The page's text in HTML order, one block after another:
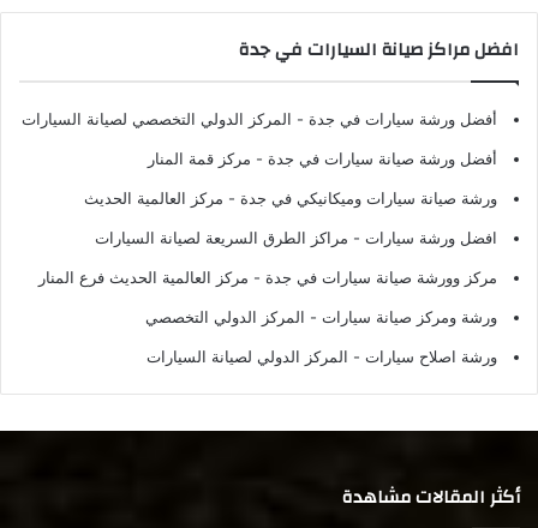
افضل مراكز صيانة السيارات في جدة
أفضل ورشة سيارات في جدة - المركز الدولي التخصصي لصيانة السيارات
أفضل ورشة صيانة سيارات في جدة - مركز قمة المنار
ورشة صيانة سيارات وميكانيكي في جدة - مركز العالمية الحديث
افضل ورشة سيارات - مراكز الطرق السريعة لصيانة السيارات
مركز وورشة صيانة سيارات في جدة - مركز العالمية الحديث فرع المنار
ورشة ومركز صيانة سيارات - المركز الدولي التخصصي
ورشة اصلاح سيارات - المركز الدولي لصيانة السيارات
أكثر المقالات مشاهدة